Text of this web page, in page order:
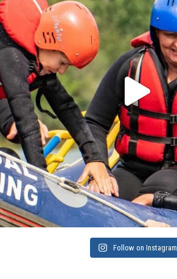
Follow on Instagram